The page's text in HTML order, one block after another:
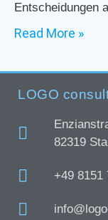
Entscheidungen
Read More »
LOGO
82319
+49 8151